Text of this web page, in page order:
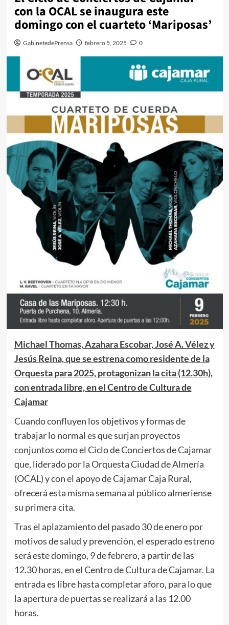
con la OCAL se inaugura este
domingo con el cuarteto ‘Mariposas’
GabinetedePrensa febrero 5, 2025 0
Michael Thomas, Azahara Escobar, José A. Vélez y
Jesús Reina, que se estrena como residente de la
Orquesta para 2025, protagonizan la cita (12.30h),
con entrada libre, en el Centro de Cultura de
Cajamar
Cuando confluyen los objetivos y formas de
trabajar lo normal es que surjan proyectos
conjuntos como el Ciclo de Conciertos de Cajamar
que, liderado por la Orquesta Ciudad de Almería
(OCAL) y con el apoyo de Cajamar Caja Rural,
ofrecerá esta misma semana al público almeriense
su primera cita.
Tras el aplazamiento del pasado 30 de enero por
motivos de salud y prevención, el esperado estreno
será este domingo, 9 de febrero, a partir de las
12.30 horas, en el Centro de Cultura de Cajamar. La
entrada es libre hasta completar aforo, para lo que
la apertura de puertas se realizará a las 12.00
horas.